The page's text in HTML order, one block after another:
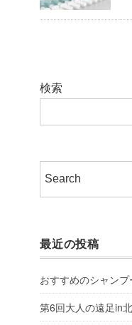
検索
最近の投稿
おすすめのシャン
第6回大人の遠足